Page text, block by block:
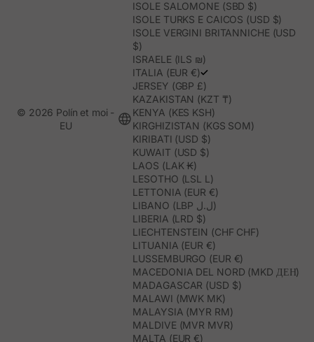
ISOLE SALOMONE (SBD $)
ISOLE TURKS E CAICOS (USD $)
ISOLE VERGINI BRITANNICHE (USD
$)
ISRAELE (ILS ₪)
ITALIA (EUR €)
JERSEY (GBP £)
KAZAKISTAN (KZT ₸)
KENYA (KES KSH)
KIRGHIZISTAN (KGS SOM)
KIRIBATI (USD $)
KUWAIT (USD $)
LAOS (LAK ₭)
LESOTHO (LSL L)
LETTONIA (EUR €)
LIBANO (LBP ل.ل)
LIBERIA (LRD $)
LIECHTENSTEIN (CHF CHF)
LITUANIA (EUR €)
LUSSEMBURGO (EUR €)
MACEDONIA DEL NORD (MKD ДЕН)
MADAGASCAR (USD $)
MALAWI (MWK MK)
MALAYSIA (MYR RM)
MALDIVE (MVR MVR)
MALTA (EUR €)
© 2026 Polín et moi -
EU